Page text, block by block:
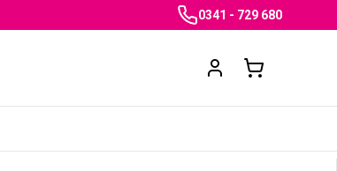
0341 - 729 680